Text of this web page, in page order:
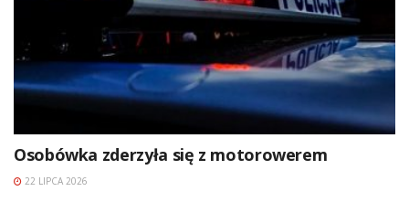
Osobówka zderzyła się z motorowerem
22 LIPCA 2026